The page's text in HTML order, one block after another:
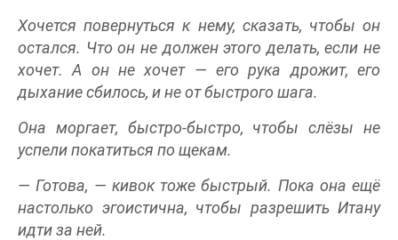
Хочется повернуться к нему, сказать, чтобы он
остался. Что он не должен этого делать, если не
хочет. А он не хочет — его рука дрожит, его
дыхание сбилось, и не от быстрого шага.
Она моргает, быстро-быстро, чтобы слёзы не
успели покатиться по щекам.
— Готова, — кивок тоже быстрый. Пока она ещё
настолько эгоистична, чтобы разрешить Итану
идти за ней.